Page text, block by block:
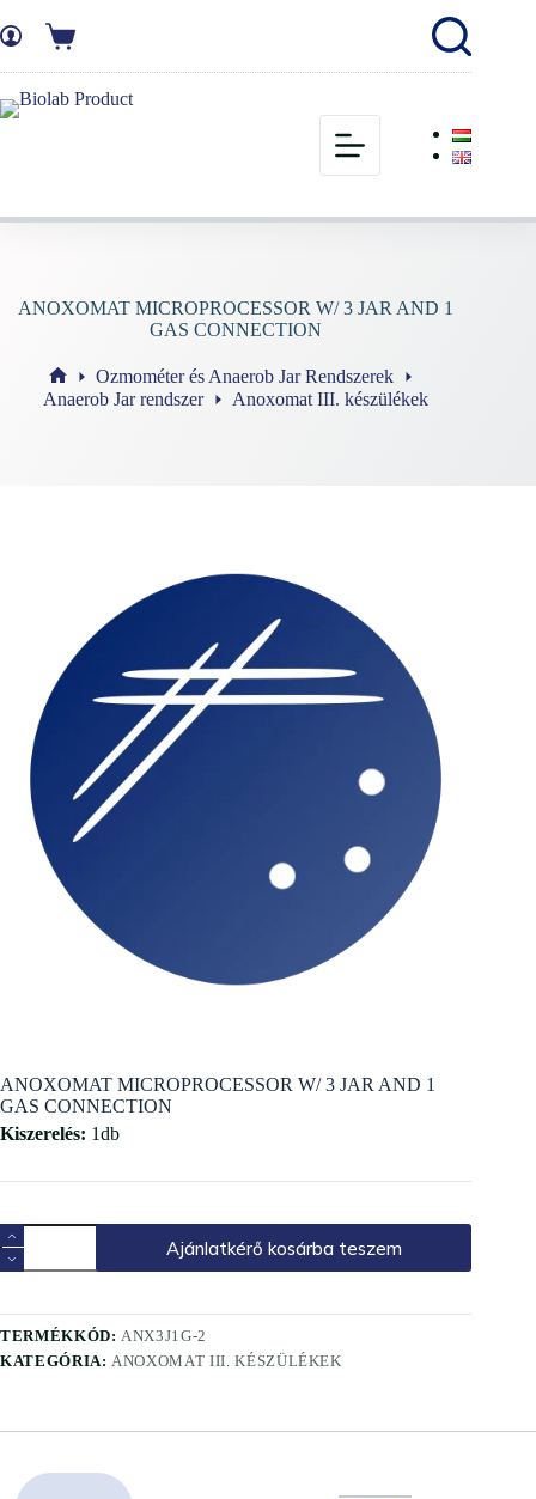
ANOXOMAT MICROPROCESSOR W/ 3 JAR AND 1
GAS CONNECTION
Ozmométer és Anaerob Jar Rendszerek
Anaerob Jar rendszer
Anoxomat III. készülékek
ANOXOMAT MICROPROCESSOR W/ 3 JAR AND 1
GAS CONNECTION
Kiszerelés: 1db
Ajánlatkérő kosárba teszem
TERMÉKKÓD:ANX3J1G-2
KATEGÓRIA:ANOXOMAT III. KÉSZÜLÉKEK